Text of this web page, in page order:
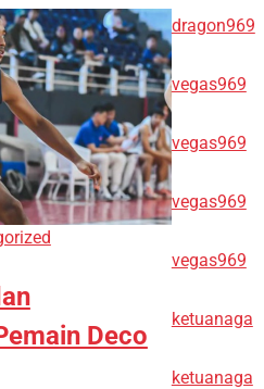
Deco
dragon969
vegas969
vegas969
vegas969
vegas969
ketuanaga
ketuanaga